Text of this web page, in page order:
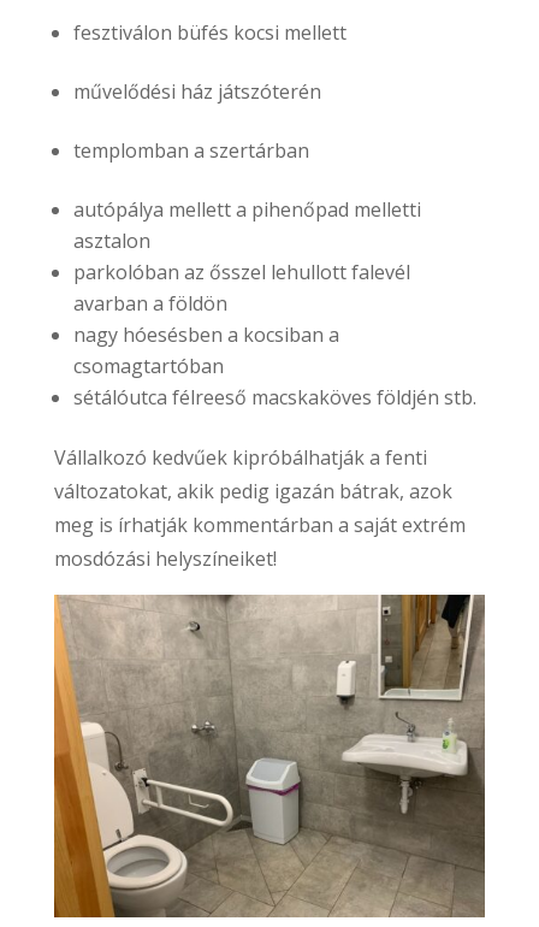
fesztiválon büfés kocsi mellett
művelődési ház játszóterén
templomban a szertárban
autópálya mellett a pihenőpad melletti
asztalon
parkolóban az ősszel lehullott falevél
avarban a földön
nagy hóesésben a kocsiban a
csomagtartóban
sétálóutca félreeső macskaköves földjén stb.
Vállalkozó kedvűek kipróbálhatják a fenti
változatokat, akik pedig igazán bátrak, azok
meg is írhatják kommentárban a saját extrém
mosdózási helyszíneiket!